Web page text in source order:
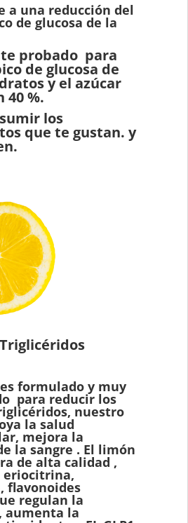
a una reducción del
de glucosa de la
probado para
de glucosa de
y el azúcar
40 %.
los
que te gustan. y
formulado y muy
para reducir los
nuestro
la salud
mejora la
la sangre . El limón
de alta calidad ,
eriocitrina,
flavonoides
regulan la
aumenta la